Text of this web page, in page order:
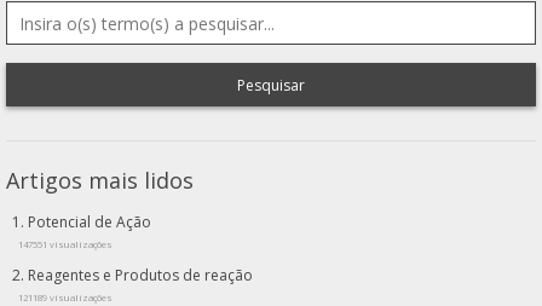
Pesquisar
Artigos mais lidos
Potencial de Ação
147551 visualizações
Reagentes e Produtos de reação
121189 visualizações